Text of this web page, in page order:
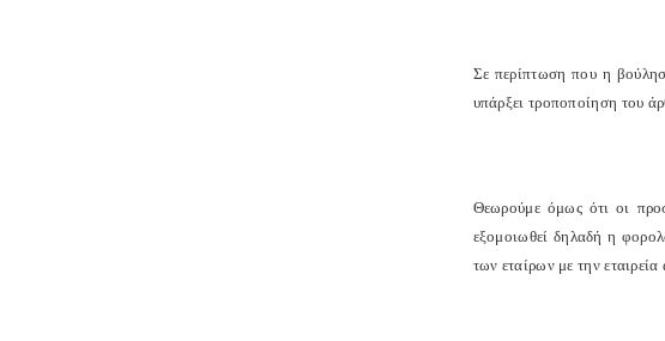
Σε περίπτωση που η
υπάρξει τροποποίηση του
Θεωρούμε όμως ότι οι
εξομοιωθεί δηλαδή η
των εταίρων με την